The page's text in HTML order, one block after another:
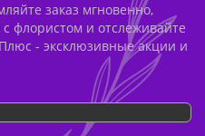
заказ мгновенно,
флористом и отслеживайте
- эксклюзивные акции и